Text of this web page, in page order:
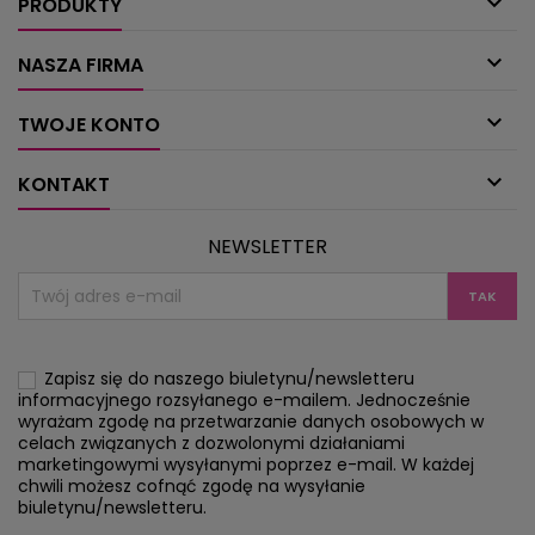
NASZA FIRMA 
TWOJE KONTO 
KONTAKT 
NEWSLETTER
Zapisz się do naszego biuletynu/newsletteru
informacyjnego rozsyłanego e-mailem. Jednocześnie
wyrażam zgodę na przetwarzanie danych osobowych w
celach związanych z dozwolonymi działaniami
marketingowymi wysyłanymi poprzez e-mail. W każdej
chwili możesz cofnąć zgodę na wysyłanie
biuletynu/newsletteru.